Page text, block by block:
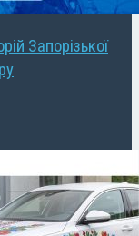
Запорізької